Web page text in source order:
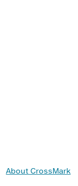
About CrossMark